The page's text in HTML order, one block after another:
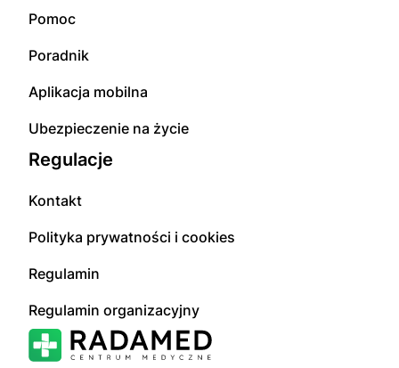
Pomoc
Poradnik
Aplikacja mobilna
Ubezpieczenie na życie
Regulacje
Kontakt
Polityka prywatności i cookies
Regulamin
Regulamin organizacyjny